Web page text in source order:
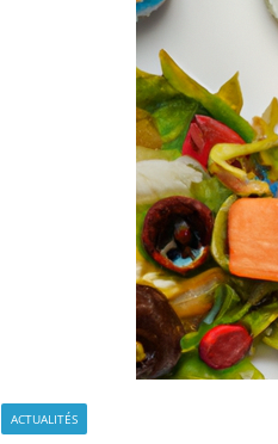
ACTUALITÉS